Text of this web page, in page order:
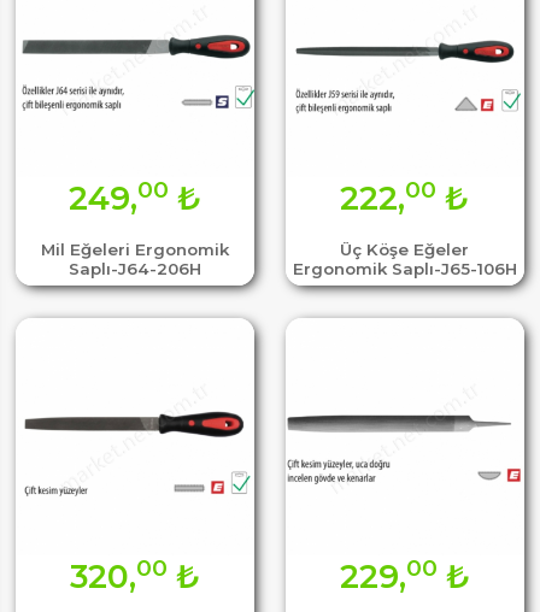
Mil Eğeleri Ergonomik
Saplı-J64-206H
249,00 ₺
Üç Köşe Eğeler
Ergonomik Saplı-J65-106H
222,00 ₺
320,00 ₺ 229,00 ₺